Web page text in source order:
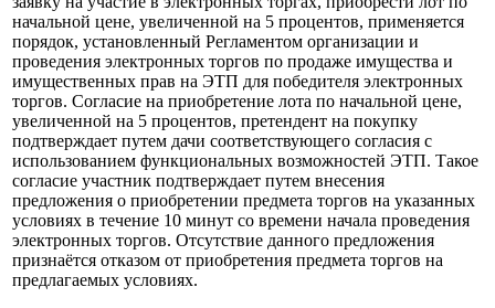
начальной цене, увеличенной на 5 процентов, применяется
порядок, установленный Регламентом организации и
проведения электронных торгов по продаже имущества и
имущественных прав на ЭТП для победителя электронных
торгов. Согласие на приобретение лота по начальной цене,
увеличенной на 5 процентов, претендент на покупку
подтверждает путем дачи соответствующего согласия с
использованием функциональных возможностей ЭТП. Такое
согласие участник подтверждает путем внесения
предложения о приобретении предмета торгов на указанных
условиях в течение 10 минут со времени начала проведения
электронных торгов. Отсутствие данного предложения
признаётся отказом от приобретения предмета торгов на
предлагаемых условиях.